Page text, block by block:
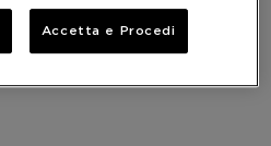
Accetta e Procedi